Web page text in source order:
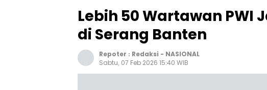
Lebih 50 Wartawan PWI
di Serang Banten
Repoter : Redaksi - NASIONAL
Sabtu, 07 Feb 2026 15:40 WIB